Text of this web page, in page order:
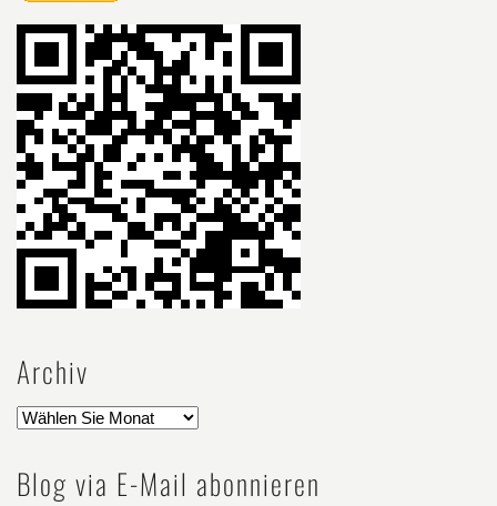
Archiv
Blog via E-Mail abonnieren